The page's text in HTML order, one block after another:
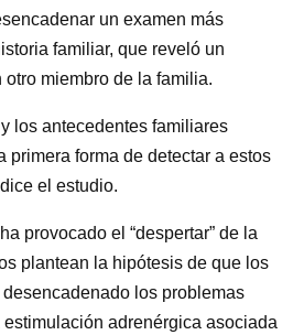
un examen más
familiar, que reveló un
miembro de la familia.
los antecedentes familiares
primera forma de detectar a estos
el estudio.
provocado el “despertar” de la
plantean la hipótesis de que los
los problemas
adrenérgica asociada